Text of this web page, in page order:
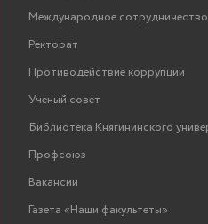
Международное сотрудничество
Ректорат
Противодействие коррупции
Ученый совет
Библиотека Княгининского
Профсоюз
Вакансии
Газета «Наши факультеты»